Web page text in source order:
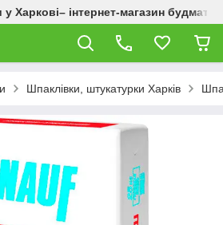
Харкові– інтернет-магазин
Шпаклівки, штукатурки Харків